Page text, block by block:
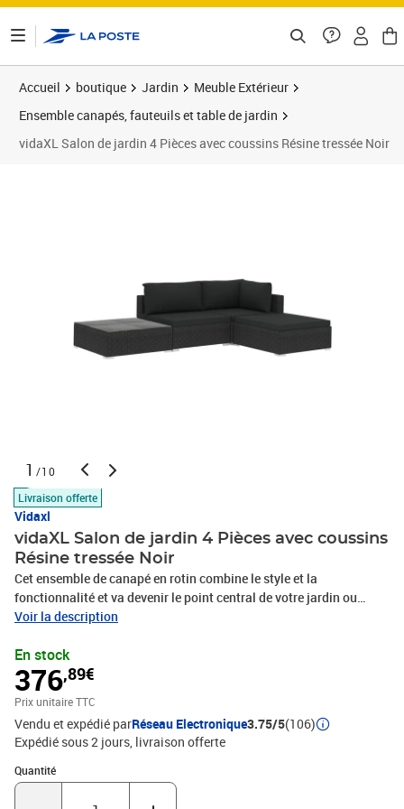
Accueil boutique Jardin
Meuble Extérieur
Ensemble canapés, fauteuils et table de jardin
vidaXL Salon de jardin 4 Pièces avec coussins Résine tressée Noir
1 /10
Livraison offerte
Vidaxl
vidaXL Salon de jardin 4 Pièces avec coussins
Résine tressée Noir
Cet ensemble de canapé en rotin combine le style et la
fonctionnalité et va devenir le point central de votre jardin ou
patio. Le mobilier entier est conçu pour être utilisé à l'extérieur
et à l'eau, ce mobilier est facile à nettoyer, résistant à l'usure et
adapté à un usage quotidien. L'ensemble de sièges dispose d'un
cadre en acier enduit de poudre, qui est extrêmement durable. Le
mobilier est également léger et modulable, ce qui le rend
entièrement flexible et facile à déplacer pour s'adapter à n'importe
quel environnement. Les coussins épais et amovibles sont
extrêmement confortables. La livraison comprend 1 canapé
d'angle, 1 canapé central, 1 repose-pieds, 1 table basse, 3 coussins
Voir la description
En stock
376,89€
Prix unitaire TTC
Vendu et expédié parRéseau Electronique3.75/5(106)
Expédié sous 2 jours livraison offerte
Quantité
Quantité : 1